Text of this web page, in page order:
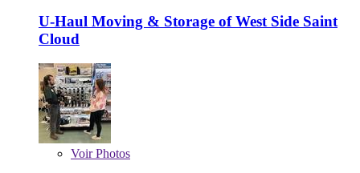
U-Haul Moving & Storage of West Side Saint
Cloud
VoirPhotos